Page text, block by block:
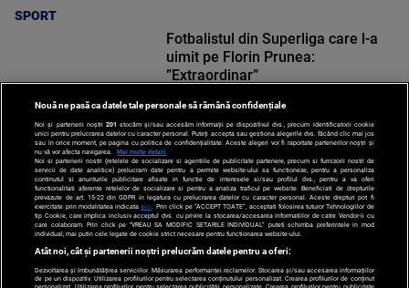
SPORT
SPORT
Fotbalistul din Superliga care l-a
uimit pe Florin Prunea:
”Extraordinar”
Nouă ne pasă ca datele tale personale să rămână confidențiale
Noi și partenerii noștri 201 stocăm și/sau accesăm informații pe dispozitivul dvs., precum identificatorii cookie
unici pentru prelucrarea datelor cu caracter personal. Puteți accepta sau gestiona alegerile dvs. făcând clic mai jos
sau în orice moment, pe pagina cu politica de confidențialitate. Aceste alegeri vor fi raportate partenerilor noștri și
nu vă vor afecta navigarea.
Mai multe detalii
Noi si partenerii nostri (retelele de socializare si agentiile de publicitate partenere, precum si furnizorii nostri de
servicii de date analitice) prelucram date pentru a permite website-ului sa functioneze, pentru a personaliza
continutul si anunturile publicitare afisate in functie de interesele si/sau profilul dvs., pentru a va oferi
functionalitati aferente retelelor de socializare si pentru a analiza traficul pe website. Beneficiati de drepturile
prevazute de art. 15-22 din GDPR in legatura cu prelucrarea datelor cu caracter personal. Aceste drepturi pot fi
exercitate prin modalitatea indicataaici . Prin click pe “ACCEPT TOATE”, acceptati folosirea tuturor Tehnologiilor de
tip Cookie, care implica inclusiv acceptul dvs. cu privire la stocarea/accesarea informatiilor de catre Vendor-ii cu
care colaboram. Prin click pe “VREAU SA MODIFIC SETARILE INDIVIDUAL” puteti schimba preferintele in mod
individual, mai putin cele legate de cookie strict necesare pentru functionarea website-ului.
Atât noi, cât și partenerii noștri prelucrăm datele pentru a oferi:
Dezvoltarea și îmbunătățirea serviciilor. Măsurarea performanței reclamelor. Stocarea și/sau accesarea informațiilor
de pe un dispozitiv. Utilizarea profilurilor pentru selectarea conținutului personalizat. Crearea profilurilor de conținut